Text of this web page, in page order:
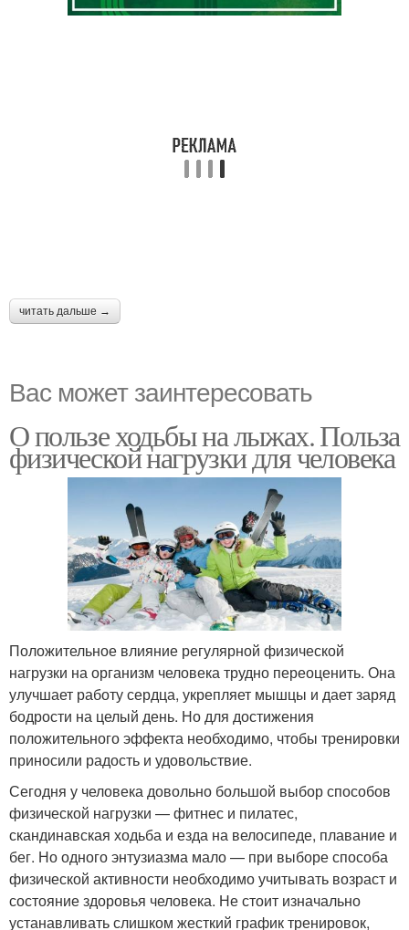
читать дальше →
Вас может заинтересовать
О пользе ходьбы на лыжах. Польза
физической нагрузки для человека
Положительное влияние регулярной физической
нагрузки на организм человека трудно переоценить. Она
улучшает работу сердца, укрепляет мышцы и дает заряд
бодрости на целый день. Но для достижения
положительного эффекта необходимо, чтобы тренировки
приносили радость и удовольствие.
Сегодня у человека довольно большой выбор способов
физической нагрузки — фитнес и пилатес,
скандинавская ходьба и езда на велосипеде, плавание и
бег. Но одного энтузиазма мало — при выборе способа
физической активности необходимо учитывать возраст и
состояние здоровья человека. Не стоит изначально
устанавливать слишком жесткий график тренировок,